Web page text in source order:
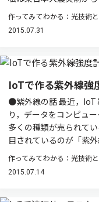
作ってみてわかる：光技術
2015.07.31
IoTで作る紫外線強
●紫外線の話 最近，IoT
り，データをコンピュ
多くの種類が売られて
目されているのが「紫
作ってみてわかる：光技術
2015.07.14